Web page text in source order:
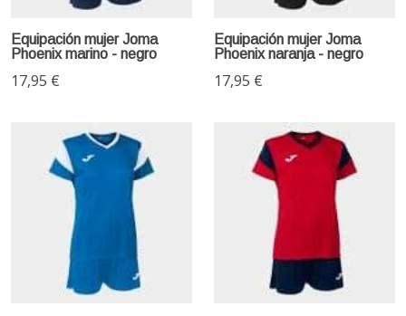
Equipación mujer Joma
Phoenix marino - negro
17,95 €
Equipación mujer Joma
Phoenix naranja - negro
17,95 €